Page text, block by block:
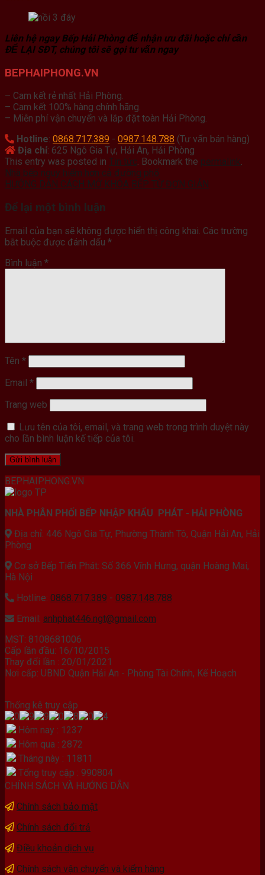
Liên hệ ngay Bếp Hải Phòng để nhận ưu đãi hoặc chỉ cần
ĐỂ LẠI SĐT, chúng tôi sẽ gọi tư vấn ngay
BEPHAIPHONG.VN
– Cam kết rẻ nhất Hải Phòng.
– Cam kết 100% hàng chính hãng.
– Miễn phí vận chuyển và lắp đặt toàn Hải Phòng.
Hotline: 0868.717.389 - 0987.148.788 (Tư vấn bán hàng)
Địa chỉ: 625 Ngô Gia Tự, Hải An, Hải Phòng
This entry was posted in Tin tức. Bookmark the permalink.
Nhà bếp nguy hiểm hơn cả đường phố
HƯỚNG DẪN CÁCH MỞ KHÓA BẾP TỪ ĐƠN GIẢN
Để lại một bình luận
Email của bạn sẽ không được hiển thị công khai. Các trường
bắt buộc được đánh dấu *
Bình luận *
Tên *
Email *
Trang web
Lưu tên của tôi, email, và trang web trong trình duyệt này
cho lần bình luận kế tiếp của tôi.
BEPHAIPHONG.VN
NHÀ PHÂN PHỐI BẾP NHẬP KHẨU PHÁT - HẢI PHÒNG
Địa chỉ: 446 Ngô Gia Tự, Phường Thành Tô, Quận Hải An, Hải
Phòng
Cơ sở Bếp Tiến Phát: Số 366 Vĩnh Hưng, quận Hoàng Mai,
Hà Nội
Hotline: 0868.717.389 - 0987.148.788
Email: anhphat446.ngt@gmail.com
MST: 8108681006
Cấp lần đầu: 16/10/2015
Thay đổi lần : 20/01/2021
Nơi cấp: UBND Quận Hải An - Phòng Tài Chính, Kế Hoạch
Thống kê truy cập
Hôm nay : 1237
Hôm qua : 2872
Tháng này : 11811
Tổng truy cập : 990804
CHÍNH SÁCH VÀ HƯỚNG DẪN
Chính sách bảo mật
Chính sách đổi trả
Điều khoản dịch vụ
Chính sách vận chuyển và kiểm hàng